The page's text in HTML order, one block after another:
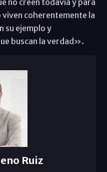
no creen todavía y para
viven coherentemente la
su ejemplo y
buscan la verdad».
Ruiz